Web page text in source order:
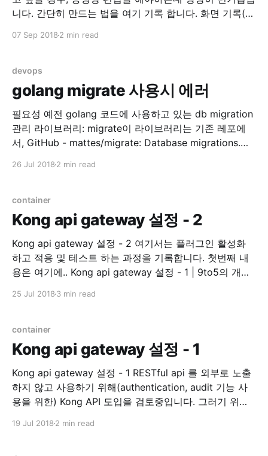
니다. 간단히 만드는 법을 여기 기록 합니다. 화면 기록(실
설정 > 제어 센터 > 제어 항목 사용자화 위의 메뉴로 들어
07 Sep 2018 2 min read
devops
golang migrate 사용시 에러
필요성 예전 golang 코드에 사용하고 있는 db migration
관리 라이브러리: migrate이 라이브러리는 기존 레포에
서, GitHub - mattes/migrate: Database migrations.
Golang library. 기존 코드 수정이 필요해서 README 를
읽기
26 Jul 2018 2 min read
container
Kong api gateway 설정 - 2
Kong api gateway 설정 - 2 여기서는 플러그인 활성화
하고 적용 및 테스트 하는 과정을 기록합니다. 첫번째 내
용은 여기에.. Kong api gateway 설정 - 1 | 9to5의 개발
Management and Microservice Management
25 Jul 2018 3 min read
container
Kong api gateway 설정 - 1
Kong api gateway 설정 - 1 RESTful api 를 외부로 노출
하지 않고 사용하기 위해(authentication, audit 기능 사
용을 위한) Kong API 도입을 검토중입니다. 그러기 위해
19 Jul 2018 2 min read